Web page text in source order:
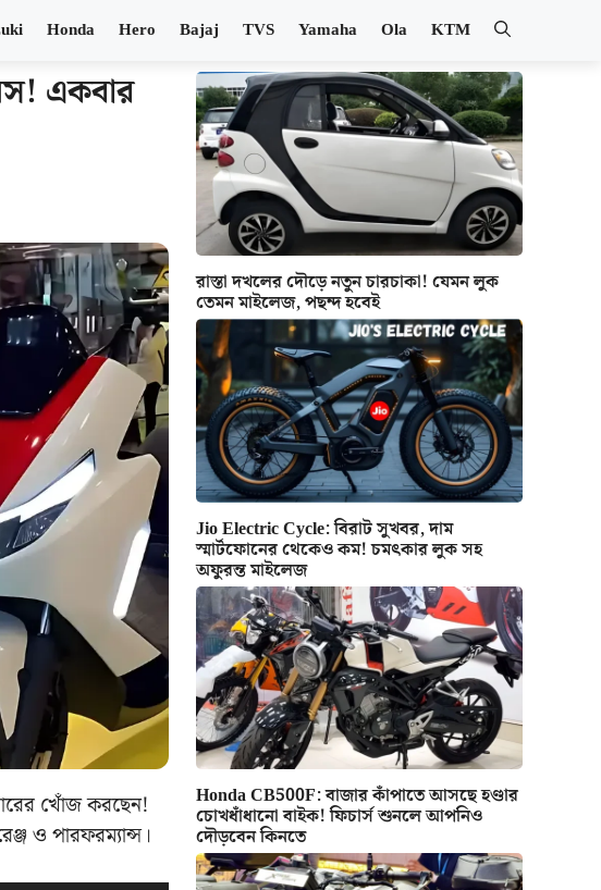
Honda Hero Bajaj TVS Yamaha Ola KTM
একবার
খোঁজ করছেন!
ও পারফরম্যান্স।
রাস্তা দখলের দৌড়ে নতুন চারচাকা! যেমন লুক
তেমন মাইলেজ, পছন্দ হবেই
Jio Electric Cycle: বিরাট সুখবর, দাম
স্মার্টফোনের থেকেও কম! চমৎকার লুক সহ
অফুরন্ত মাইলেজ
Honda CB500F: বাজার কাঁপাতে আসছে হণ্ডার
চোখধাঁধানো বাইক! ফিচার্স শুনলে আপনিও
দৌড়বেন কিনতে